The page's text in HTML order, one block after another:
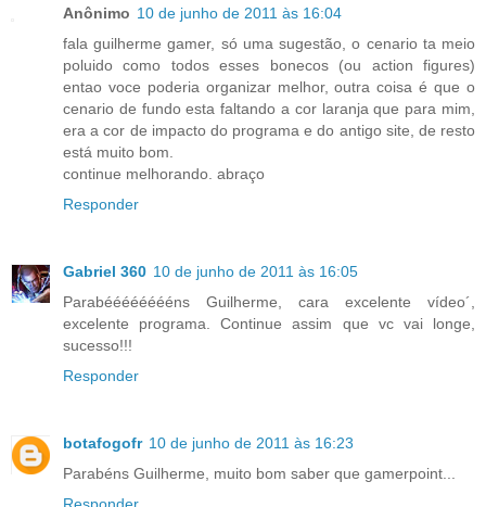
Anônimo 10 de junho de 2011 às 16:04
fala guilherme gamer, só uma sugestão, o cenario ta meio
poluido como todos esses bonecos (ou action figures)
entao voce poderia organizar melhor, outra coisa é que o
cenario de fundo esta faltando a cor laranja que para mim,
era a cor de impacto do programa e do antigo site, de resto
está muito bom.
continue melhorando. abraço
Responder
Gabriel 360 10 de junho de 2011 às 16:05
Parabééééééééns Guilherme, cara excelente vídeo´,
excelente programa. Continue assim que vc vai longe,
sucesso!!!
Responder
botafogofr 10 de junho de 2011 às 16:23
Parabéns Guilherme, muito bom saber que gamerpoint...